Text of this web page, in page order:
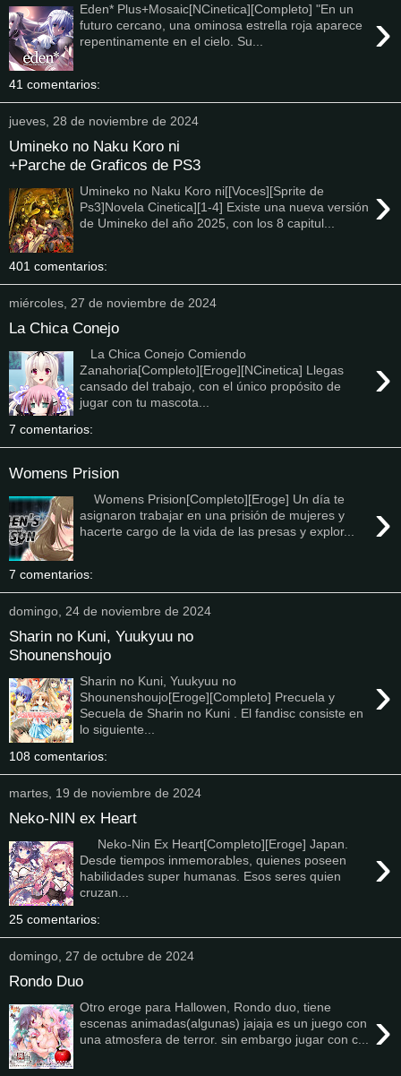
›
Eden* Plus+Mosaic[NCinetica][Completo] "En un
futuro cercano, una ominosa estrella roja aparece
repentinamente en el cielo. Su...
41 comentarios:
jueves, 28 de noviembre de 2024
Umineko no Naku Koro ni
+Parche de Graficos de PS3
›
Umineko no Naku Koro ni[[Voces][Sprite de
Ps3]Novela Cinetica][1-4] Existe una nueva versión
de Umineko del año 2025, con los 8 capitul...
401 comentarios:
miércoles, 27 de noviembre de 2024
La Chica Conejo
›
La Chica Conejo Comiendo
Zanahoria[Completo][Eroge][NCinetica] Llegas
cansado del trabajo, con el único propósito de
jugar con tu mascota...
7 comentarios:
Womens Prision
›
Womens Prision[Completo][Eroge] Un día te
asignaron trabajar en una prisión de mujeres y
hacerte cargo de la vida de las presas y explor...
7 comentarios:
domingo, 24 de noviembre de 2024
Sharin no Kuni, Yuukyuu no
Shounenshoujo
›
Sharin no Kuni, Yuukyuu no
Shounenshoujo[Eroge][Completo] Precuela y
Secuela de Sharin no Kuni . El fandisc consiste en
lo siguiente...
108 comentarios:
martes, 19 de noviembre de 2024
Neko-NIN ex Heart
›
Neko-Nin Ex Heart[Completo][Eroge] Japan.
Desde tiempos inmemorables, quienes poseen
habilidades super humanas. Esos seres quien
cruzan...
25 comentarios:
domingo, 27 de octubre de 2024
Rondo Duo
›
Otro eroge para Hallowen, Rondo duo, tiene
escenas animadas(algunas) jajaja es un juego con
una atmosfera de terror. sin embargo jugar con c...